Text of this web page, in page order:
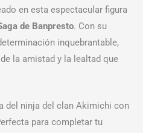
en esta espectacular figura
de Banpresto. Con su
inquebrantable,
la amistad y la lealtad que
del ninja del clan Akimichi con
para completar tu